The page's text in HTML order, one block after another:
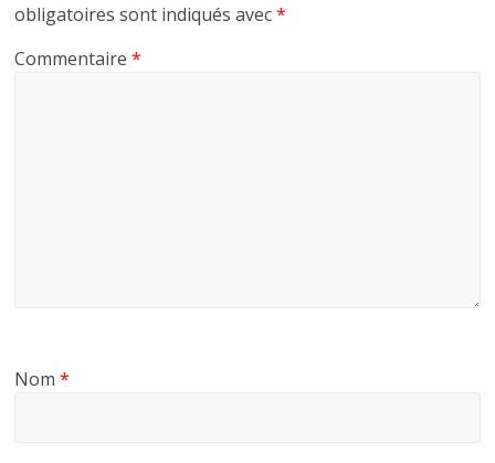
obligatoires sont indiqués avec*
Commentaire*
Nom*